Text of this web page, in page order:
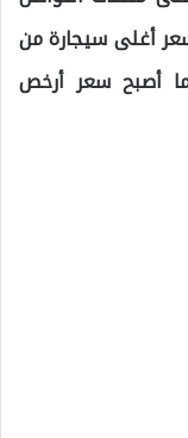
أغلى سيجارة من
تركية، بينما أصبح سعر أرخص